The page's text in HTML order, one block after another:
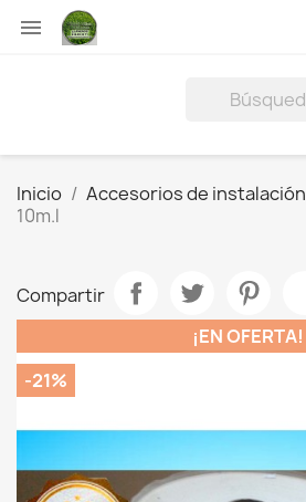

Inicio Accesorios de instalación
10m.l
Compartir
¡EN OFERTA!
-21%